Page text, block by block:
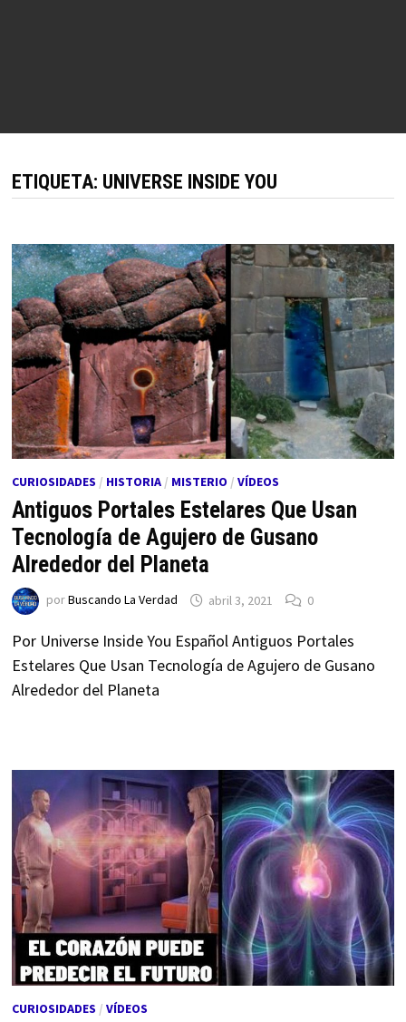
ETIQUETA: UNIVERSE INSIDE YOU
CURIOSIDADES / HISTORIA/ MISTERIO / VÍDEOS
Antiguos Portales Estelares Que Usan
Tecnología de Agujero de Gusano
Alrededor del Planeta
porBuscando La Verdad abril 3, 2021 0
Por Universe Inside You Español Antiguos Portales
Estelares Que Usan Tecnología de Agujero de Gusano
Alrededor del Planeta
CURIOSIDADES / VÍDEOS